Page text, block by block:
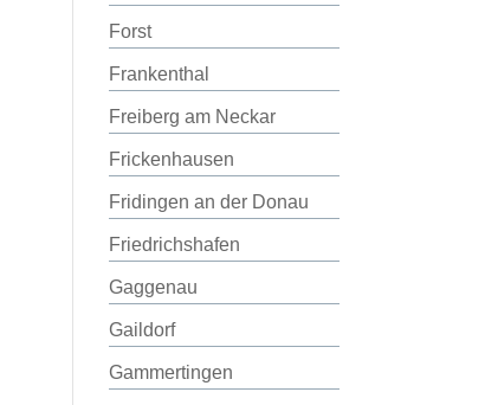
Forst
Frankenthal
Freiberg am Neckar
Frickenhausen
Fridingen an der Donau
Friedrichshafen
Gaggenau
Gaildorf
Gammertingen